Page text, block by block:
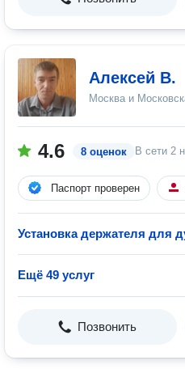
Алексей В.
Москва и
4.6 8 оценок В сети 2
Паспорт проверен
Установка держателя для
Ещё 49 услуг
Позвонить